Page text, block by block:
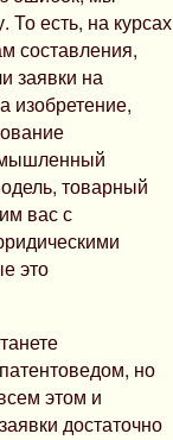
То есть, на курсах
составления,
заявки на
изобретение,
товарный
вас с
это
но
этом и
достаточно